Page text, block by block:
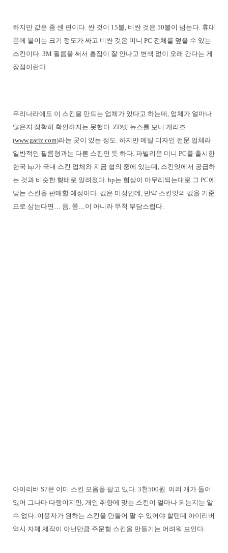
하지만 값은 좀 센 편이다. 싼 것이 15불, 비싼 것은 50불이 넘는다. 휴대
폰에 붙이는 크기 정도가 싸고 비싼 것은 미니 PC 전체를 덮을 수 있는
스킨이다. 3M 필름을 써서 흠집이 잘 안나고 변색 없이 오래 간다는 게
장점이란다.
우리나라에도 이 스킨을 만드는 업체가 있다고 하는데, 업체가 얼마나
많은지 정확히 확인하지는 못했다. ZD넷 뉴스를 보니 개리즈
(www.gariz.com)라는 곳이 있는 정도. 하지만 메탈 디자인 전문 업체라
일반적인 필름형과는 다른 스킨인 듯 하다. 파빌리온 미니 PC를 출시한
한국 hp가 국내 스킨 업체와 지금 협의 중에 있는데, 스킨잇에서 공급하
는 것과 비슷한 형태로 알려졌다. hp는 협상이 마무리되는대로 그 PC에
맞는 스킨을 판매할 예정이다. 값은 미정인데, 만약 스킨잇의 값을 기준
으로 삼는다면… 음. 쫌…이 아니라 무척 부담스럽다.
아이리버 S7은 이미 스킨 모음을 팔고 있다. 3천500원. 여러 개가 들어
있어 그나마 다행이지만, 개인 취향에 맞는 스킨이 얼마나 되는지는 알
수 없다. 이용자가 원하는 스킨을 만들어 팔 수 있어야 할텐데 아이리버
역시 자체 제작이 아닌만큼 주문형 스킨을 만들기는 어려워 보인다.